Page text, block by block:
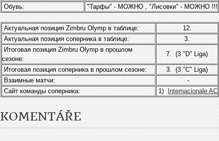
Обувь:
"Тарфы" - МОЖНО , "Лисовки" - МОЖНО !!!
Актуальная позиция Zimbru Olymp в таблице:
12.
Актуальная позиция соперника в таблице:
3.
Итоговая позиция Zimbru Olymp в прошлом
сезоне:
7. (3 "D" Liga)
Итоговая позиция соперника в прошлом сезоне:
3. (3 "C" Liga)
Взаимные матчи:
-
Сайт команды соперника:
1) Internacionale AC
KOMENTÁŘE